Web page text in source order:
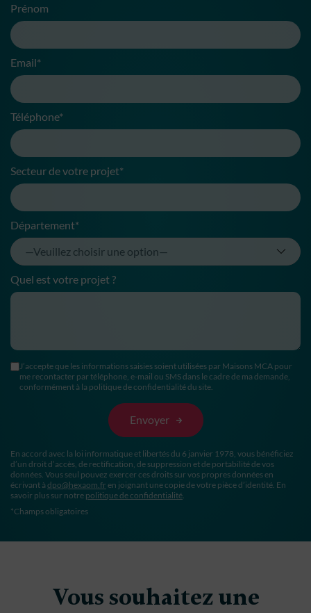
Prénom
Email*
Téléphone*
Secteur de votre projet*
Département*
Quel est votre projet ?
J’accepte que les informations saisies soient utilisées par Maisons MCA pour
me recontacter par téléphone, e-mail ou SMS dans le cadre de ma demande,
conformément à la politique de confidentialité du site.
En accord avec la loi informatique et libertés du 6 janvier 1978, vous bénéficiez
d’un droit d’accès, de rectification, de suppression et de portabilité de vos
données. Vous seul pouvez exercer ces droits sur vos propres données en
écrivant à dpo@hexaom.fr en joignant une copie de votre pièce d’identité. En
savoir plus sur notre politique de confidentialité
*Champs obligatoires
Vous souhaitez une